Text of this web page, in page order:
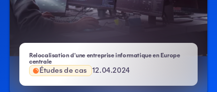
Relocalisation d'une entreprise informatique en Europe
centrale
Études de cas 12.04.2024